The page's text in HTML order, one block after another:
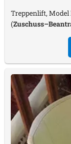
Treppenlift,
(